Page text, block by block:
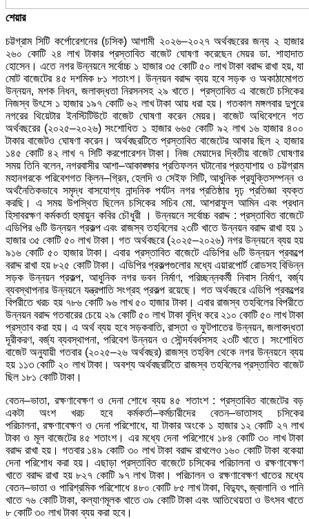
শেয়ার
চট্টগ্রাম সিটি কর্পোরেশনের (চসিক) আগামী ২০২৬–২০২৭ অর্থবছরের জন্য ২ হাজার
২৬০ কোটি ২৪ লাখ টাকার প্রস্তাবিত বাজেট ঘোষণা করেছেন মেয়র ডা. শাহাদাত
হোসেন। এতে নগর উন্নয়নে সর্বোচ্চ ১ হাজার ৩৫ কোটি ৫০ লাখ টাকা বরাদ্দ রাখা হয়, যা
মোট বাজেটের ৪৫ দশমিক ৮১ শতাংশ। উন্নয়ন বরাদ্দ ব্যয় হবে সড়ক ও অকাঠামোগত
উন্নয়ন, মশক নিধন, জলাবদ্ধতা নিরসনসহ ২৯ খাতে। প্রস্তাবিত এ বাজেটে চসিকের
নিজস্ব উৎসে ১ হাজার ১৯৭ কোটি ৬২ লাখ টাকা আয় ধরা হয়। গতকাল মঙ্গলবার দুপুরে
নগরের থিয়েটার ইনস্টিটিউটে বাজেট ঘোষণা করেন মেয়র। বাজেট অধিবেশনে গত
অর্থবছরের (২০২৫–২০২৬) সংশোধিত ১ হাজার ৬৬৫ কোটি ৯২ লাখ ১৬ হাজার ৪০০
টাকার বাজেটও ঘোষণা করেন। অর্থবছরটিতে প্রস্তাবিত বাজেটের আকার ছিল ২ হাজার
১৪৫ কোটি ৪২ লাখ ৭ সিটি করপোরেশন টাকা। নিজ মেয়াদের দ্বিতীয় বাজেট ঘোষণার
সময় তিনি বলেন, নগরবাসীর আশা–আকাঙ্ক্ষার প্রতিফলন ঘটানোর প্রত্যাশায় ও চট্টগ্রাম
মহানগরকে পরিবেশগত ক্লিন–গ্রিন, হেলদি ও সেইফ সিটি, আধুনিক প্রযুক্তিসম্পন্ন ও
অর্থনৈতিকভাবে সমৃদ্ধ বাসযোগ্য নান্দনিক পর্যটন নগর প্রতিষ্ঠার দৃঢ় প্রতিজ্ঞা ব্যক্ত
করছি। এ সময় উপস্থিত ছিলেন চসিকের সচিব মো. আশরাফুল আমিন এবং প্রধান
হিসাবরক্ষণ কর্মকর্তা হুমায়ুন কবির চৌধুরী । উন্নয়নে সর্বোচ্চ বরাদ্দ : প্রস্তাবিত বাজেটে
এডিপির ৬টি উন্নয়ন প্রকল্প এবং রাজস্ব তহবিলের ২৩টি খাতে উন্নয়ন বরাদ্দ রাখা হয় ১
হাজার ৩৫ কোটি ৫০ লাখ টাকা। গত অর্থবছরে (২০২৫–২০২৬) নগর উন্নয়নে ব্যয় হয়
৯১৬ কোটি ৫০ হাজার টাকা। এবার প্রস্তাবিত বাজেটে এডিপির ৬টি উন্নয়ন প্রকল্পে
বরাদ্দ রাখা হয় ৮২৫ কোটি টাকা। এডিপির প্রকল্পগুলোর মধ্যে এয়ারপোর্ট রোডসহ বিভিন্ন
সড়ক উন্নয়ন প্রকল্প, আধুনিক নগর ভবন নির্মাণ, পরিচ্ছন্নকর্মী নিবাস নির্মাণ, বর্জ্য
ব্যবস্থাপনার উন্নয়নে যন্ত্রপাতি সংগ্রহ প্রকল্প রয়েছে। গত অর্থবছরে এডিপি প্রকল্পের
বিপরীতে খরচ হয় ৭৮৬ কোটি ৯৬ লাখ ৫০ হাজার টাকা। এবার রাজস্ব তহবিলের বিপরীতে
উন্নয়ন বরাদ্দ গতবারের চেয়ে ২৯ কোটি ৫০ লাখ টাকা বৃদ্ধি করে ২১০ কোটি ৫০ লাখ টাকা
প্রস্তাব করা হয়। এ অর্থ ব্যয় হবে সড়কবাতি, রাস্তা ও ফুটপাতের উন্নয়ন, জলাবদ্ধতা
দূরীকরণ, বর্জ্য ব্যবস্থাপনা, পরিবেশ উন্নয়ন ও সৌন্দর্যবর্ধসসহ ২৩টি খাতে। সংশোধিত
বাজেট অনুযায়ী গতবার (২০২৫–২৬ অর্থবছর) রাজস্ব তহবিল থেকে নগর উন্নয়নে ব্যয়
হয় ১১৩ কোটি ২০ লাখ টাকা। অবশ্য অর্থবছরটিতে রাজস্ব তহবিলের প্রস্তাবিত বাজেট
ছিল ১৮১ কোটি টাকা।
বেতন–ভাতা, রক্ষণাবেক্ষণ ও দেনা শোধে ব্যয় ৪৫ শতাংশ : প্রস্তাবিত বাজেটের বড়
একটা অংশ খরচ হবে কর্মকর্তা–কর্মচারীদের বেতন–ভাতাসহ চসিকের
পরিচালনা, রক্ষণাবেক্ষণ ও দেনা পরিশোধে, যা টাকার অংকে ১ হাজার ১২ কোটি ২৭ লাখ
টাকা ও মূল বাজেটের ৪৫ শতাংশ। এর মধ্যে দেনা পরিশোধে ১৮৪ কোটি ৩০ লাখ টাকা
বরাদ্দ রাখা হয়। গতবার ১৪৯ কোটি ৩০ লাখ টাকা বরাদ্দ রাখলেও ১৬০ কোটি টাকা বকেয়া
দেনা পরিশোধ করা হয়। এছাড়া প্রস্তাবিত বাজেটে চসিকের পরিচালনা ও রক্ষণাবেক্ষণ
খাতে বরাদ্দ রাখা হয় ৮২৭ কোটি ৯৭ লাখ টাকা। পরিচালন ও রক্ষণাবেক্ষণ খাতের মধ্যে
বেতন–ভাতা ও পারিশ্রমিক পরিশোধে ৪৮০ কোটি ৮৫ লাখ টাকা, বিদ্যুৎ, জ্বালানি ও পানি
খাতে ৭৬ কোটি টাকা, কল্যাণমূলক খাতে ৩৯ কোটি টাকা এবং আতিথেয়তা ও উৎসব খাতে
৮ কোটি ৩০ লাখ টাকা ব্যয় করা হবে।